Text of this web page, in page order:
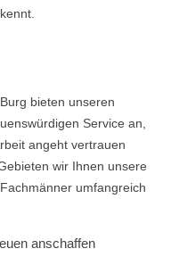
bieten unseren
Service an,
angeht vertrauen
wir Ihnen unsere
umfangreich
anschaffen